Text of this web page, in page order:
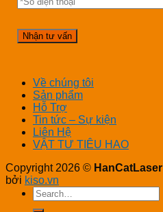
Về chúng tôi
Sản phẩm
Hỗ Trợ
Tin tức – Sự kiện
Liên Hệ
VẬT TƯ TIÊU HAO
Copyright 2026 © HanCatLaser
bởi kiso.vn
Search
for: